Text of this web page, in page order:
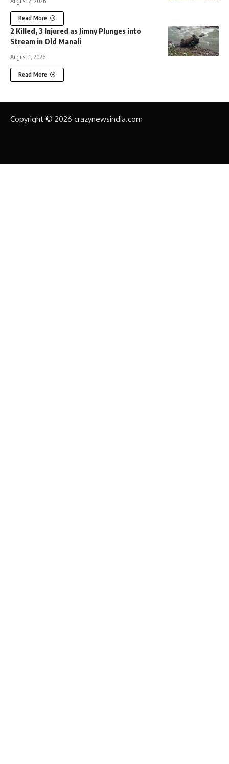
Read More
2 Killed, 3 Injured as Jimny Plunges into
Stream in Old Manali
August 1, 2026
Read More
Copyright © 2026 crazynewsindia.com